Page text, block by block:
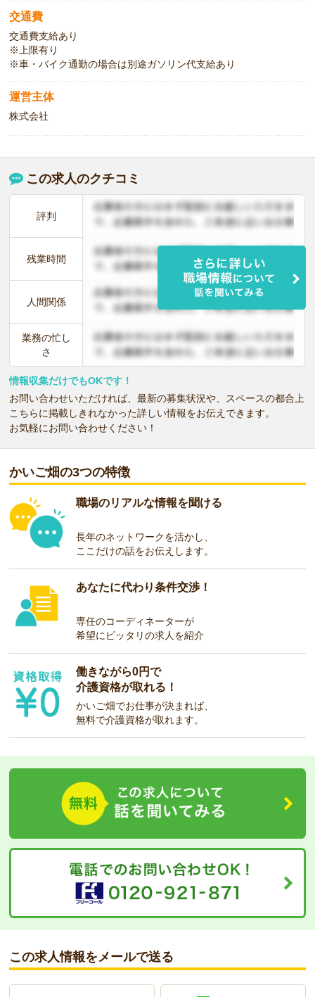
交通費
交通費支給あり
※上限有り
※車・バイク通勤の場合は別途ガソリン代支給あり
運営主体
株式会社
この求人のクチコミ
評判
残業時間
人間関係
業務の忙し
さ
情報収集だけでもOKです！
お問い合わせいただければ、最新の募集状況や、スペースの都合上
こちらに掲載しきれなかった詳しい情報をお伝えできます。
お気軽にお問い合わせください！
かいご畑の3つの特徴
職場のリアルな情報を聞ける
長年のネットワークを活かし、
ここだけの話をお伝えします。
あなたに代わり条件交渉！
専任のコーディネーターが
希望にピッタリの求人を紹介
働きながら0円で
介護資格が取れる！
かいご畑でお仕事が決まれば、
無料で介護資格が取れます。
この求人情報をメールで送る